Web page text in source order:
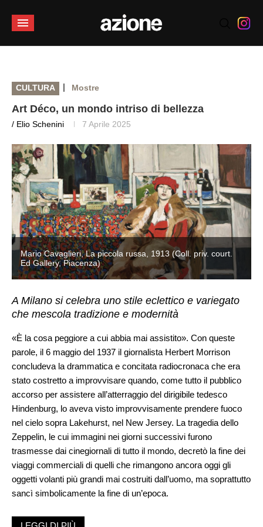
CULTURA | Mostre
Art Déco, un mondo intriso di bellezza
/ Elio Schenini 7 Aprile 2025
Mario Cavaglieri, La piccola russa, 1913 (Coll. priv. court.
Ed Gallery, Piacenza)
A Milano si celebra uno stile eclettico e variegato
che mescola tradizione e modernità
«È la cosa peggiore a cui abbia mai assistito». Con queste
parole, il 6 maggio del 1937 il giornalista Herbert Morrison
concludeva la drammatica e concitata radiocronaca che era
stato costretto a improvvisare quando, come tutto il pubblico
accorso per assistere all’atterraggio del dirigibile tedesco
Hindenburg, lo aveva visto improvvisamente prendere fuoco
nel cielo sopra Lakehurst, nel New Jersey. La tragedia dello
Zeppelin, le cui immagini nei giorni successivi furono
trasmesse dai cinegiornali di tutto il mondo, decretò la fine dei
viaggi commerciali di quelli che rimangono ancora oggi gli
oggetti volanti più grandi mai costruiti dall’uomo, ma soprattutto
sancì simbolicamente la fine di un’epoca.
Già negli anni precedenti, del resto, l’euforia spensierata e